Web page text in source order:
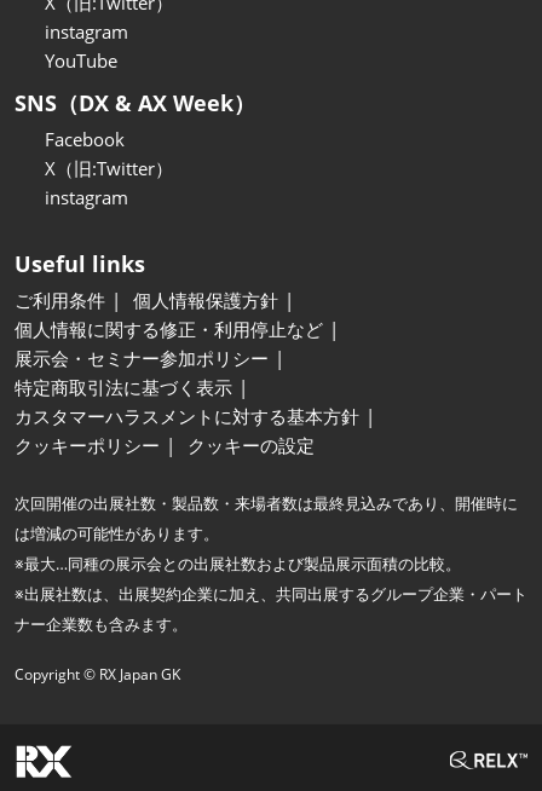
instagram
YouTube
SNS（DX & AX Week）
Facebook
X（旧:Twitter）
instagram
Useful links
ご利用条件
個人情報保護方針
個人情報に関する修正・利用停止など
展示会・セミナー参加ポリシー
特定商取引法に基づく表示
カスタマーハラスメントに対する基本方針
クッキーポリシー
クッキーの設定
次回開催の出展社数・製品数・来場者数は最終見込みであり、開催時に
は増減の可能性があります。
※最大…同種の展示会との出展社数および製品展示面積の比較。
※出展社数は、出展契約企業に加え、共同出展するグループ企業・パート
ナー企業数も含みます。
Copyright © RX Japan GK